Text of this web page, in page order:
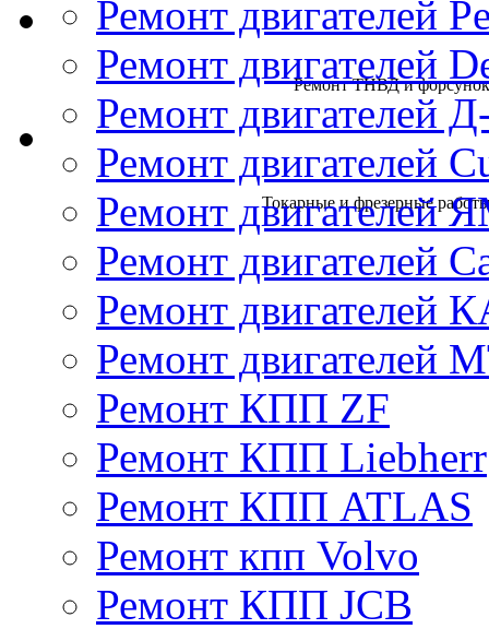
Ремонт ТНВД и форсунок
Токарные и фрезерные
Ремонт двигателей
Ремонт двигателей
Ремонт двигателей
Ремонт двигателей
Ремонт двигателей
Ремонт двигателей
Ремонт двигателей
Ремонт двигателей
Ремонт КПП ZF
Ремонт КПП Liebherr
Ремонт КПП ATLAS
Ремонт кпп Volvo
Ремонт КПП JСB